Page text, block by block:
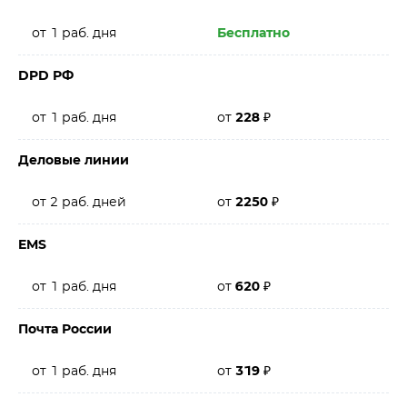
от 1 раб. дня Бесплатно
DPD РФ
от 1 раб. дня от 228 ₽
Деловые линии
от 2 раб. дней от 2250 ₽
EMS
от 1 раб. дня от 620 ₽
Почта России
от 1 раб. дня от 319 ₽